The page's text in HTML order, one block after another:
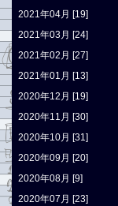
2021年04月 [19]
2021年03月 [24]
2021年02月 [27]
2021年01月 [13]
2020年12月 [19]
2020年11月 [30]
2020年10月 [31]
2020年09月 [20]
2020年08月 [9]
2020年07月 [23]